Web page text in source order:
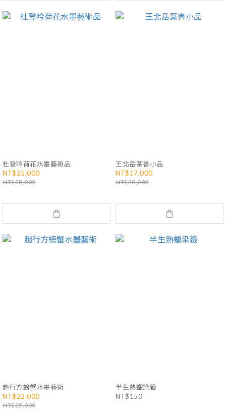
杜登吟荷花水墨藝術品
NT$25,000
NT$28,000
王北岳篆書小品
NT$17,000
NT$20,000
趙行方螃蟹水墨藝術
NT$22,000
NT$25,000
半生熟蠟染籤
NT$150